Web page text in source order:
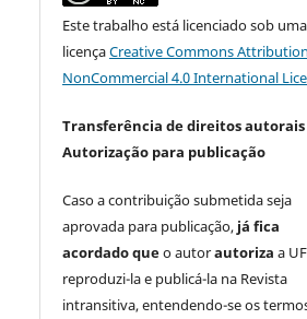
Este trabalho está licenciado sob uma
licençaCreative Commons
NonCommercial 4.0 International
Transferência de direitos autorais
Autorização para publicação
Caso a contribuição submetida seja
aprovada para publicação, já fica
acordado queo autorautoriza a
reproduzi-la e publicá-la na Revista
intransitiva, entendendo-se os